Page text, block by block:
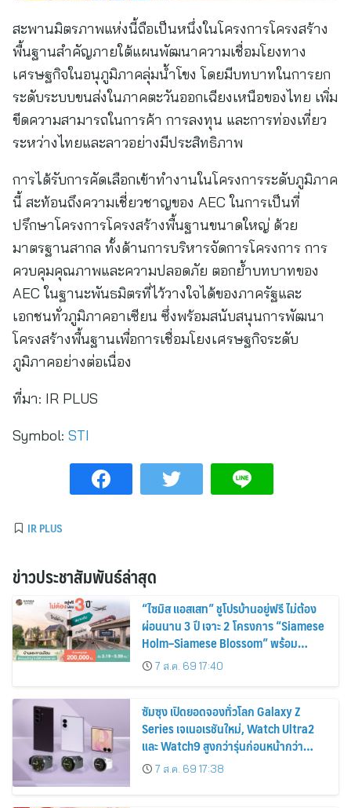
สะพานมิตรภาพแห่งนี้ถือเป็นหนึ่งในโครงการโครงสร้าง
พื้นฐานสำคัญภายใต้แผนพัฒนาความเชื่อมโยงทาง
เศรษฐกิจในอนุภูมิภาคลุ่มน้ำโขง โดยมีบทบาทในการยก
ระดับระบบขนส่งในภาคตะวันออกเฉียงเหนือของไทย เพิ่ม
ขีดความสามารถในการค้า การลงทุน และการท่องเที่ยว
ระหว่างไทยและลาวอย่างมีประสิทธิภาพ
การได้รับการคัดเลือกเข้าทำงานในโครงการระดับภูมิภาค
นี้ สะท้อนถึงความเชี่ยวชาญของ AEC ในการเป็นที่
ปรึกษาโครงการโครงสร้างพื้นฐานขนาดใหญ่ ด้วย
มาตรฐานสากล ทั้งด้านการบริหารจัดการโครงการ การ
ควบคุมคุณภาพและความปลอดภัย ตอกย้ำบทบาทของ
AEC ในฐานะพันธมิตรที่ไว้วางใจได้ของภาครัฐและ
เอกชนทั่วภูมิภาคอาเซียน ซึ่งพร้อมสนับสนุนการพัฒนา
โครงสร้างพื้นฐานเพื่อการเชื่อมโยงเศรษฐกิจระดับ
ภูมิภาคอย่างต่อเนื่อง
ที่มา: IR PLUS
Symbol: STI
IR PLUS
ข่าวประชาสัมพันธ์ล่าสุด
“ไซมิส แอสเสท” ชูโปรบ้านอยู่ฟรี ไม่ต้อง
ผ่อนนาน 3 ปี เจาะ 2 โครงการ “Siamese
Holm–Siamese Blossom” พร้อม
ส่วนลดและสิทธิพิเศษถึง 31 สิงหาคม
2569
7 ส.ค. 69 17:40
ซัมซุง เปิดยอดจองทั่วโลก Galaxy Z
Series เจเนอเรชันใหม่, Watch Ultra2
และ Watch9 สูงกว่ารุ่นก่อนหน้ากว่า
30%7 ส.ค. 69 17:38